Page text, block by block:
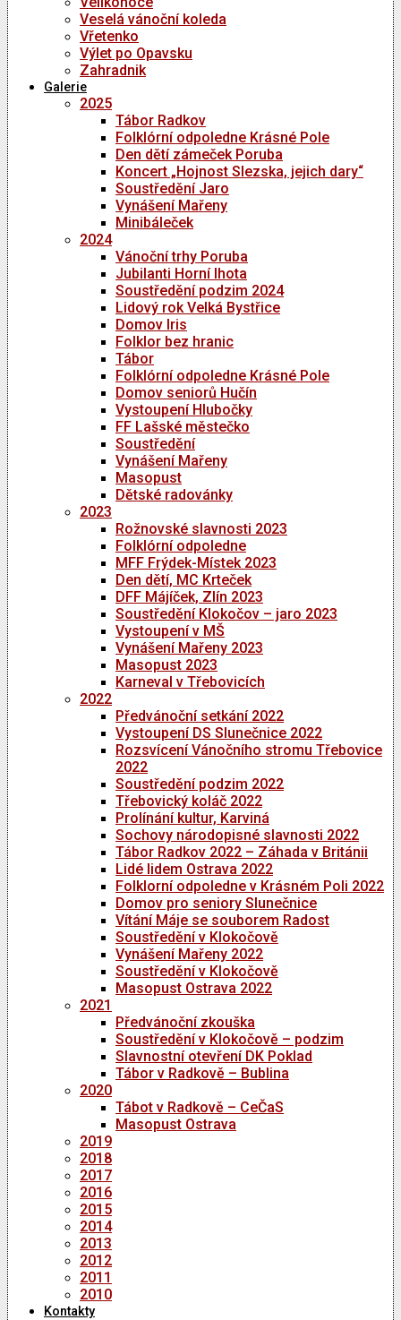
Veselá vánoční koleda
Vřetenko
Výlet po Opavsku
Zahradnik
Galerie
2025
Tábor Radkov
Folklórní odpoledne Krásné Pole
Den dětí zámeček Poruba
Koncert „Hojnost Slezska, jejich dary“
Soustředění Jaro
Vynášení Mařeny
Minibáleček
2024
Vánoční trhy Poruba
Jubilanti Horní lhota
Soustředění podzim 2024
Lidový rok Velká Bystřice
Domov Iris
Folklor bez hranic
Tábor
Folklórní odpoledne Krásné Pole
Domov seniorů Hučín
Vystoupení Hlubočky
FF Lašské městečko
Soustředění
Vynášení Mařeny
Masopust
Dětské radovánky
2023
Rožnovské slavnosti 2023
Folklórní odpoledne
MFF Frýdek-Místek 2023
Den dětí, MC Krteček
DFF Májíček, Zlín 2023
Soustředění Klokočov – jaro 2023
Vystoupení v MŠ
Vynášení Mařeny 2023
Masopust 2023
Karneval v Třebovicích
2022
Předvánoční setkání 2022
Vystoupení DS Slunečnice 2022
Rozsvícení Vánočního stromu Třebovice
2022
Soustředění podzim 2022
Třebovický koláč 2022
Prolínání kultur, Karviná
Sochovy národopisné slavnosti 2022
Tábor Radkov 2022 – Záhada v Británii
Lidé lidem Ostrava 2022
Folklorní odpoledne v Krásném Poli 2022
Domov pro seniory Slunečnice
Vítání Máje se souborem Radost
Soustředění v Klokočově
Vynášení Mařeny 2022
Soustředění v Klokočově
Masopust Ostrava 2022
2021
Předvánoční zkouška
Soustředění v Klokočově – podzim
Slavnostní otevření DK Poklad
Tábor v Radkově – Bublina
2020
Tábot v Radkově – CeČaS
Masopust Ostrava
2019
2018
2017
2016
2015
2014
2013
2012
2011
2010
Kontakty